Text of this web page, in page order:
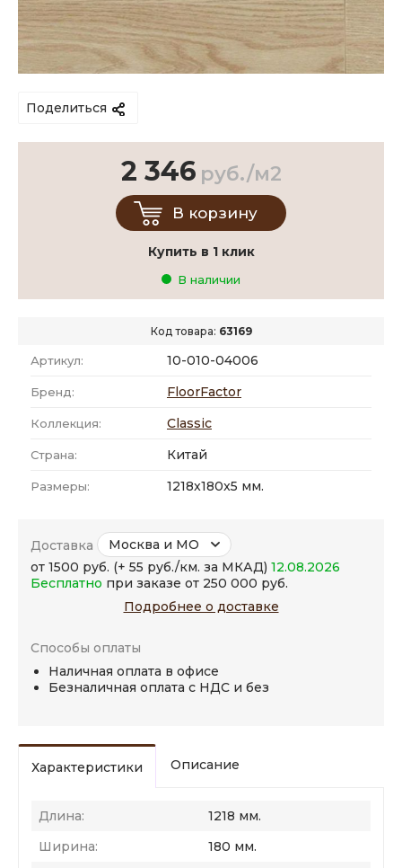
Поделиться
Код товара: 63169
Артикул: 10-010-04006
Бренд: FloorFactor
Коллекция: Classic
Страна: Китай
Размеры: 1218x180x5 мм.
2 346 руб./м2
В корзину
Купить в 1 клик
В наличии
Доставка
Москва и МО
от 1500 руб. (+ 55 руб./км. за МКАД) 12.08.2026
Бесплатно при заказе от 250 000 руб.
Подробнее о доставке
Способы оплаты
Наличная оплата в офисе
Безналичная оплата с НДС и без
Характеристики Описание
Длина:
1218 мм.
Ширина:
180 мм.